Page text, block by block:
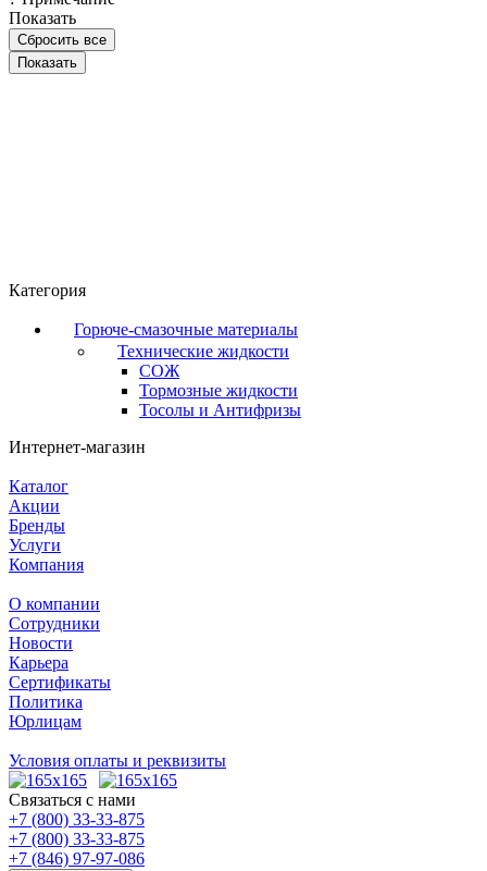
Показать
Сбросить все
Категория
Горюче-смазочные материалы
Технические жидкости
СОЖ
Тормозные жидкости
Тосолы и Антифризы
Интернет-магазин
Каталог
Акции
Бренды
Услуги
Компания
О компании
Сотрудники
Новости
Карьера
Сертификаты
Политика
Юрлицам
Условия оплаты и реквизиты
Связаться с нами
+7 (800) 33-33-875
+7 (800) 33-33-875
+7 (846) 97-97-086